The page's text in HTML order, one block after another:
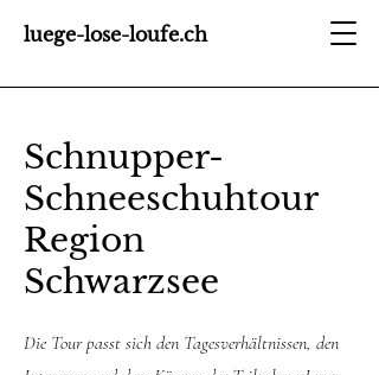
luege-lose-loufe.ch
Schnupper-
Schneeschuhtour
Region
Schwarzsee
Die Tour passt sich den Tagesverhältnissen, den